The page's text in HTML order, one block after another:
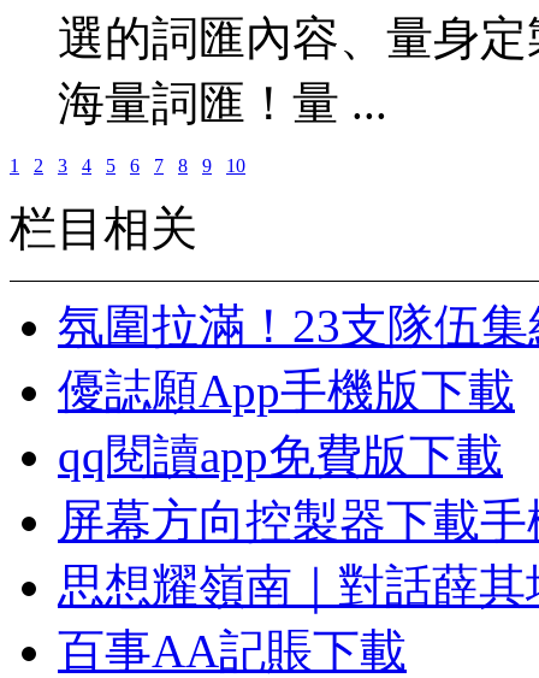
選的詞匯內容、量身
海量詞匯！量 ...
1 2 3 4 5 6 7 8 9 10
栏目相关
氛圍拉滿！23支隊伍
優誌願App手機版下載
qq閱讀app免費版下載
屏幕方向控製器下載
思想耀嶺南｜對話薛
百事AA記賬下載